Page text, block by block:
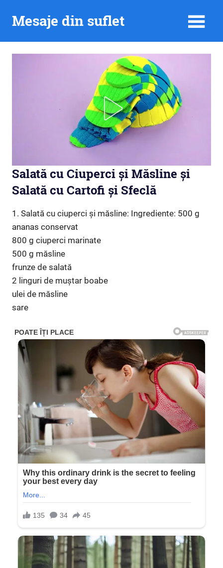
Mesaje din suflet
Salată cu Ciuperci și Măsline și
Salată cu Cartofi și Sfeclă
1. Salată cu ciuperci și măsline: Ingrediente: 500 g
ananas conservat
800 g ciuperci marinate
500 g măsline
frunze de salată
2 linguri de muștar boabe
ulei de măsline
sare